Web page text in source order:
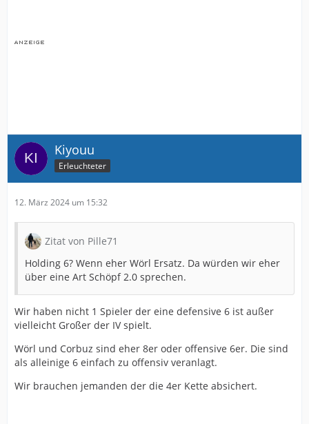
Kiyouu
Erleuchteter
12. März 2024 um 15:32
Zitat von Pille71
Holding 6? Wenn eher Wörl Ersatz. Da würden wir eher
über eine Art Schöpf 2.0 sprechen.
Wir haben nicht 1 Spieler der eine defensive 6 ist außer
vielleicht Großer der IV spielt.
Wörl und Corbuz sind eher 8er oder offensive 6er. Die sind
als alleinige 6 einfach zu offensiv veranlagt.
Wir brauchen jemanden der die 4er Kette absichert.